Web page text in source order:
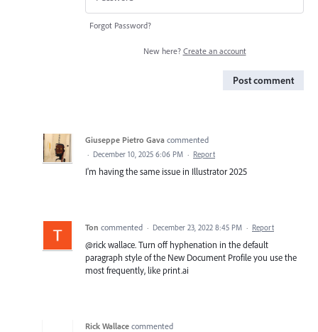
Forgot Password?
New here? Create an account
Post comment
Giuseppe Pietro Gava commented
· December 10, 2025 6:06 PM · Report
I'm having the same issue in Illustrator 2025
Ton commented · December 23, 2022 8:45 PM · Report
@rick wallace. Turn off hyphenation in the default
paragraph style of the New Document Profile you use the
most frequently, like print.ai
Rick Wallace commented